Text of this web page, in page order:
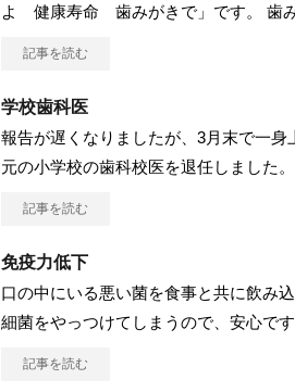
よ 健康寿命 歯みがきで」です。 歯
記事を読む
学校歯科医
報告が遅くなりましたが、3月末で一身
元の小学校の歯科校医を退任しました。
記事を読む
免疫力低下
口の中にいる悪い菌を食事と共に飲み
細菌をやっつけてしまうので、安心です
記事を読む